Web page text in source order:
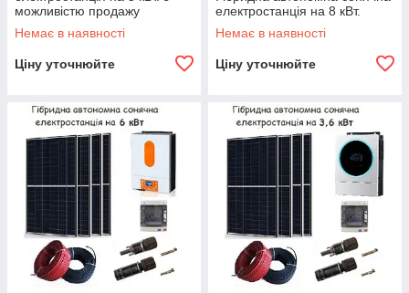
можливістю продажу
надлишків енергії в мережу
Немає в наявності
Ціну уточнюйте
електростанція на 8 кВт.
Немає в наявності
Ціну уточнюйте